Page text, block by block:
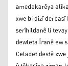
amedekarêya
xwe bi dizî
serîhildanê li
dewleta Îranê ew
Celadet destê